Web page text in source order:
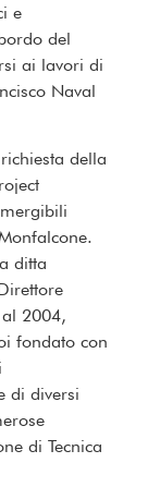
e
del
ai lavori di
Naval
della
ditta
2004,
fondato con
di diversi
di Tecnica